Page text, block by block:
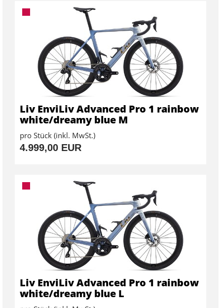
Liv EnviLiv Advanced Pro 1 rainbow
white/dreamy blue M
pro Stück (inkl. MwSt.)
4.999,00 EUR
Liv EnviLiv Advanced Pro 1 rainbow
white/dreamy blue L